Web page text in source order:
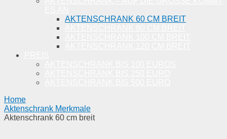
AKTENSCHRANK 60 CM BREIT
Home
Aktenschrank Merkmale
Aktenschrank 60 cm breit